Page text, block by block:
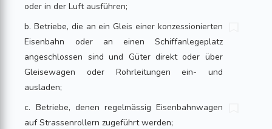
oder in der Luft ausführen;
b. Betriebe, die an ein Gleis einer konzessionierten
Eisenbahn oder an einen Schiffanlegeplatz
angeschlossen sind und Güter direkt oder über
Gleise­wagen oder Rohrleitungen ein- und
ausladen;
c. Betriebe, denen regelmässig Eisenbahnwagen
auf Strassenrollern zugeführt werden;